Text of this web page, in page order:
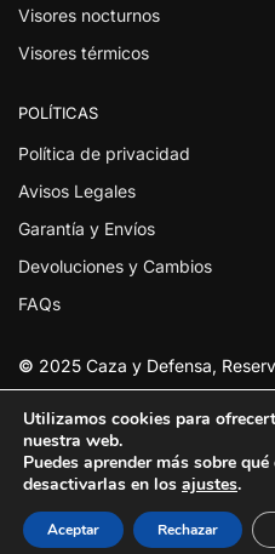
Visores nocturnos
Visores térmicos
POLÍTICAS
Política de privacidad
Avisos Legales
Garantía y Envíos
Devoluciones y Cambios
FAQs
© 2025 Caza y Defensa,
Utilizamos cookies para
nuestra web.
Puedes aprender más sobre
desactivarlas en los ajustes.
Aceptar Rechazar